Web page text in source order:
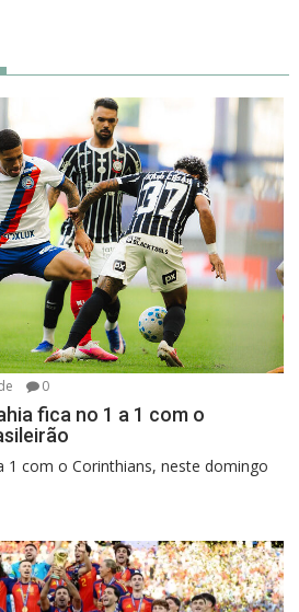
0
fica no 1 a 1 com o
1 com o Corinthians, neste domingo